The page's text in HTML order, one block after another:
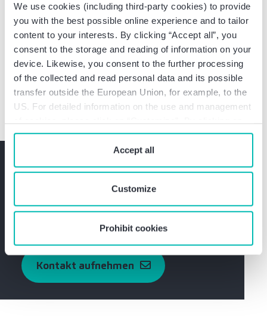
We use cookies (including third-party cookies) to provide
you with the best possible online experience and to tailor
content to your interests. By clicking “Accept all”, you
consent to the storage and reading of information on your
device. Likewise, you consent to the further processing
of the collected and read personal data and its possible
transfer outside the European Union, for example, to the
US. For detailed information on the use and management
“Prohibit cookies” you reject the use of cookies that
require your consent. You give consent to cookies and
ourprivacy policywhen you use our website.
Accept all
Customize
Prohibit cookies
Lehrbeauftragter für Bilanzierung und
Steuerrecht an der FOM Berlin
Lehre an diversen Universitäten bzw.
Fachhochschulen in den Bereichen: Steuern,
Bilanzierung, Finanzierung und Investitionen
Haben Sie Fragen? Sprechen
Sie mich unverbindlich an.
Jetzt mit Dr. Michel Roes, MBA, M.Sc. Kontakt
Kontakt aufnehmen